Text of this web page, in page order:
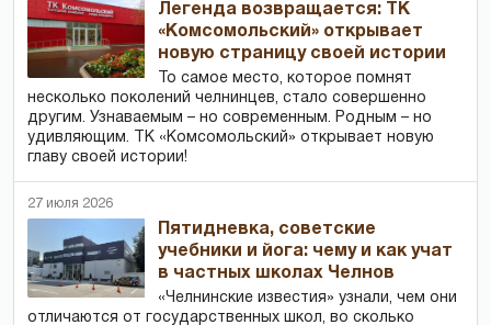
Легенда возвращается: ТК
«Комсомольский» открывает
новую страницу своей истории
То самое место, которое помнят
несколько поколений челнинцев, стало совершенно
другим. Узнаваемым – но современным. Родным – но
удивляющим. ТК «Комсомольский» открывает новую
главу своей истории!
27 июля 2026
Пятидневка, советские
учебники и йога: чему и как учат
в частных школах Челнов
«Челнинские известия» узнали, чем они
отличаются от государственных школ, во сколько